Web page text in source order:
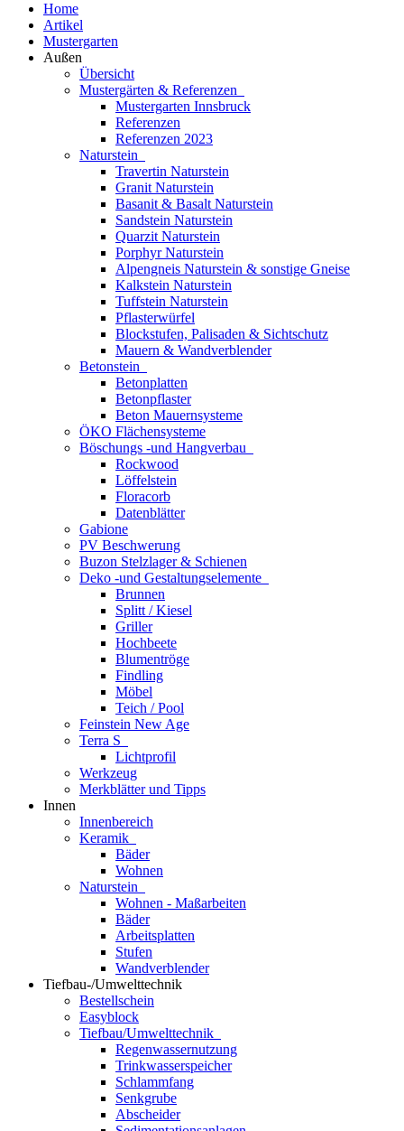
Home
Artikel
Mustergarten
Außen
Übersicht
Mustergärten & Referenzen
Mustergarten Innsbruck
Referenzen
Referenzen 2023
Naturstein
Travertin Naturstein
Granit Naturstein
Basanit & Basalt Naturstein
Sandstein Naturstein
Quarzit Naturstein
Porphyr Naturstein
Alpengneis Naturstein & sonstige Gneise
Kalkstein Naturstein
Tuffstein Naturstein
Pflasterwürfel
Blockstufen, Palisaden & Sichtschutz
Mauern & Wandverblender
Betonstein
Betonplatten
Betonpflaster
Beton Mauernsysteme
ÖKO Flächensysteme
Böschungs -und Hangverbau
Rockwood
Löffelstein
Floracorb
Datenblätter
Gabione
PV Beschwerung
Buzon Stelzlager & Schienen
Deko -und Gestaltungselemente
Brunnen
Splitt / Kiesel
Griller
Hochbeete
Blumentröge
Findling
Möbel
Teich / Pool
Feinstein New Age
Terra S
Lichtprofil
Werkzeug
Merkblätter und Tipps
Innen
Innenbereich
Keramik
Bäder
Wohnen
Naturstein
Wohnen - Maßarbeiten
Bäder
Arbeitsplatten
Stufen
Wandverblender
Tiefbau-/Umwelttechnik
Bestellschein
Easyblock
Tiefbau/Umwelttechnik
Regenwassernutzung
Trinkwasserspeicher
Schlammfang
Senkgrube
Abscheider